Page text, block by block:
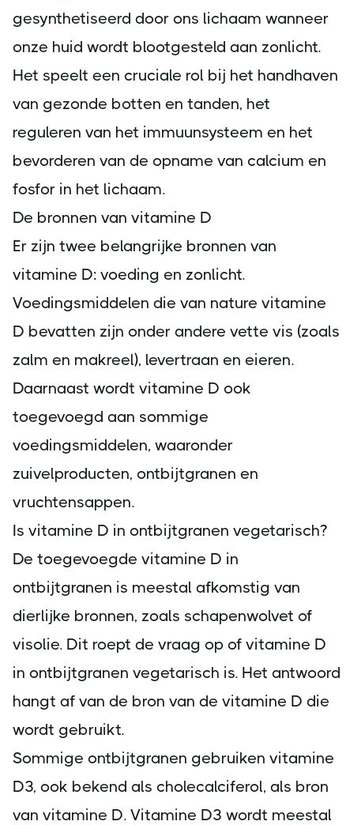
gesynthetiseerd door ons lichaam wanneer
onze huid wordt blootgesteld aan zonlicht.
Het speelt een cruciale rol bij het handhaven
van gezonde botten en tanden, het
reguleren van het immuunsysteem en het
bevorderen van de opname van calcium en
fosfor in het lichaam.
De bronnen van vitamine D
Er zijn twee belangrijke bronnen van
vitamine D: voeding en zonlicht.
Voedingsmiddelen die van nature vitamine
D bevatten zijn onder andere vette vis (zoals
zalm en makreel), levertraan en eieren.
Daarnaast wordt vitamine D ook
toegevoegd aan sommige
voedingsmiddelen, waaronder
zuivelproducten, ontbijtgranen en
vruchtensappen.
Is vitamine D in ontbijtgranen vegetarisch?
De toegevoegde vitamine D in
ontbijtgranen is meestal afkomstig van
dierlijke bronnen, zoals schapenwolvet of
visolie. Dit roept de vraag op of vitamine D
in ontbijtgranen vegetarisch is. Het antwoord
hangt af van de bron van de vitamine D die
wordt gebruikt.
Sommige ontbijtgranen gebruiken vitamine
D3, ook bekend als cholecalciferol, als bron
van vitamine D. Vitamine D3 wordt meestal